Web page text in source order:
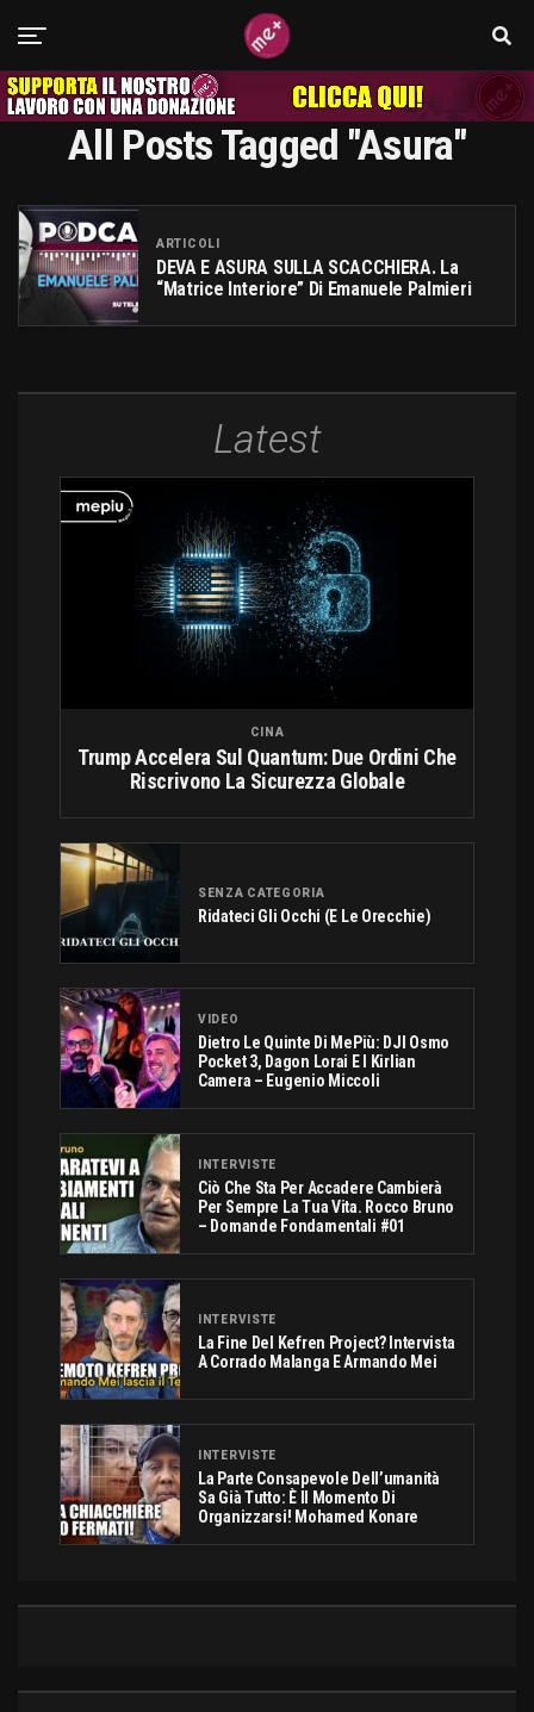
All Posts Tagged "asura"
ARTICOLI
DEVA E ASURA SULLA SCACCHIERA. La
“Matrice Interiore” Di Emanuele Palmieri
Latest
CINA
Trump Accelera Sul Quantum: Due Ordini Che
Riscrivono La Sicurezza Globale
SENZA CATEGORIA
Ridateci Gli Occhi (e Le Orecchie)
VIDEO
Dietro Le Quinte Di MePiù: DJI Osmo
Pocket 3, Dagon Lorai E I Kirlian
Camera – Eugenio Miccoli
INTERVISTE
Ciò Che Sta Per Accadere Cambierà
Per Sempre La Tua Vita. Rocco Bruno
– Domande Fondamentali #01
INTERVISTE
La Fine Del Kefren Project? Intervista
A Corrado Malanga E Armando Mei
INTERVISTE
La Parte Consapevole Dell’umanità
Sa Già Tutto: È Il Momento Di
Organizzarsi! Mohamed Konare